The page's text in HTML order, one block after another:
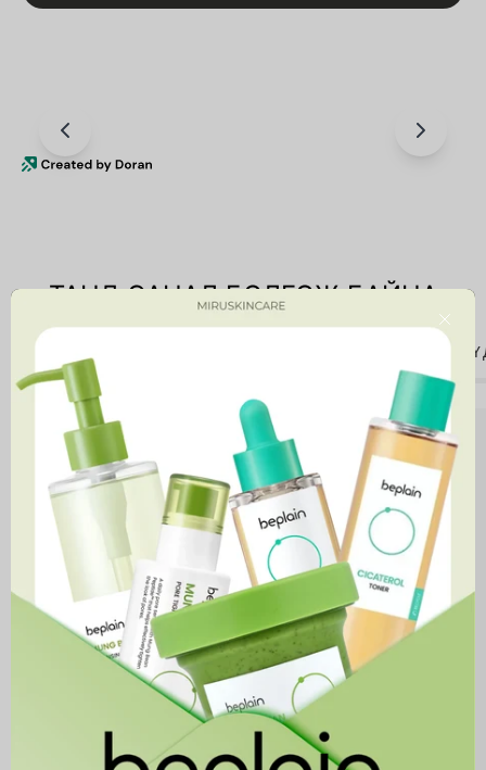
Close
ТАНД САНАЛ БОЛГОЖ БАЙНА
ШИНЭЭР ИРСЭН
Niacinamide
10%
+
Zinc
1%